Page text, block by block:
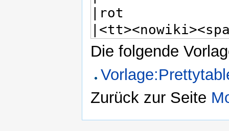
Die folgende
Zurück zur Seite